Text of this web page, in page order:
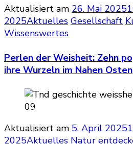
Aktualisiert am 26. Mai 2025
2025Aktuelles Gesellschaft
Wissenswertes
Perlen der Weisheit: Zehn
ihre Wurzeln im Nahen Osten
Aktualisiert am 5. April 2025
2025Aktuelles Natur